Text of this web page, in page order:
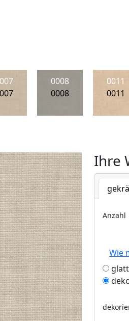
0008
0008
0011
0011
Ihre
Anzahl
Wie